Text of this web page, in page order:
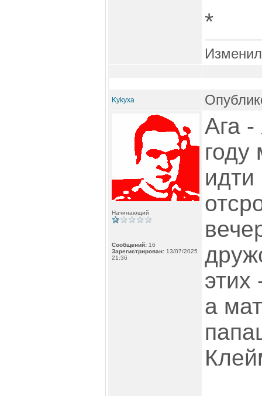
*
Kykyxa
Начинающий
Сообщений: 16
Зарегистрирован: 13/07/2025
21:36
Ага
а